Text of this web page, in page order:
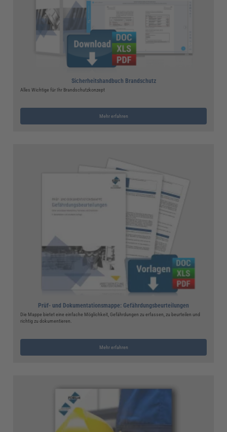
Sicherheitshandbuch Brandschutz
Alles Wichtige für Ihr Brandschutzkonzept
Mehr erfahren
Prüf- und Dokumentationsmappe: Gefährdungsbeurteilungen
Die Mappe bietet eine einfache Möglichkeit, Gefährdungen zu erfassen, zu beurteilen und
richtig zu dokumentieren.
Mehr erfahren